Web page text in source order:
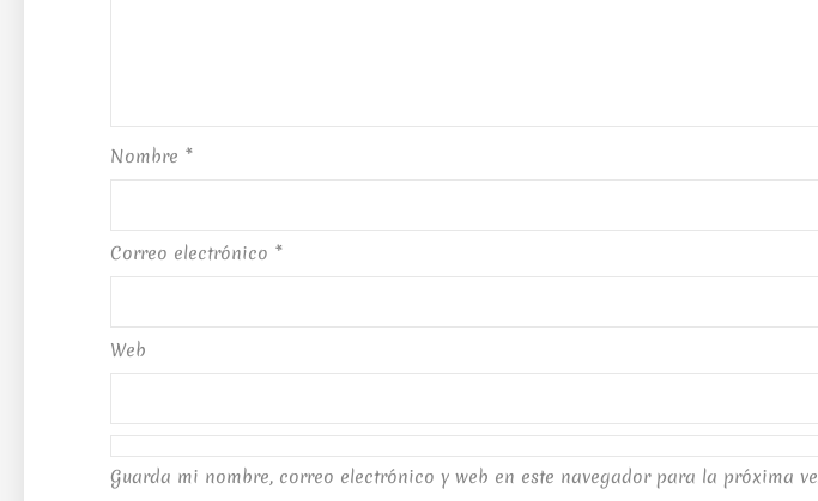
Nombre *
Correo electrónico *
Web
Guarda mi nombre, correo electrónico y web en este navegador para la próxima